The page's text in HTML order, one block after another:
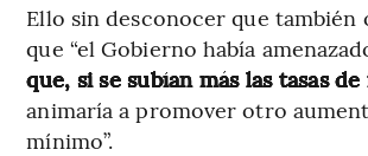
Ello sin desconocer que también
que “el Gobierno había
que, si se subían más las tasas
animaría a promover otro
mínimo”.